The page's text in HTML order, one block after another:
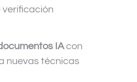
verificación
IAcon
nuevas técnicas